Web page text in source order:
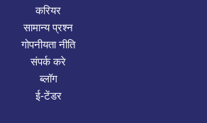
करियर
सामान्य प्रश्न
गोपनीयता नीति
संपर्क करे
ब्लॉग
ई-टेंडर